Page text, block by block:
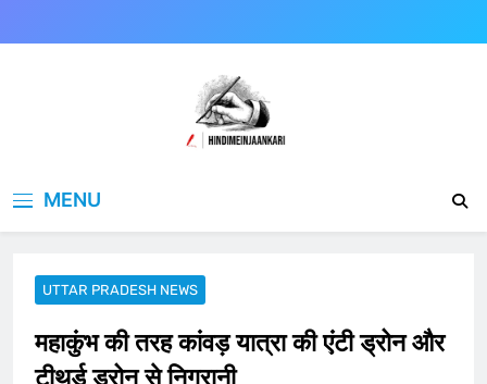
to
MENU
UTTAR PRADESH NEWS
महाकुंभ की तरह कांवड़ यात्रा की एंटी ड्रोन और